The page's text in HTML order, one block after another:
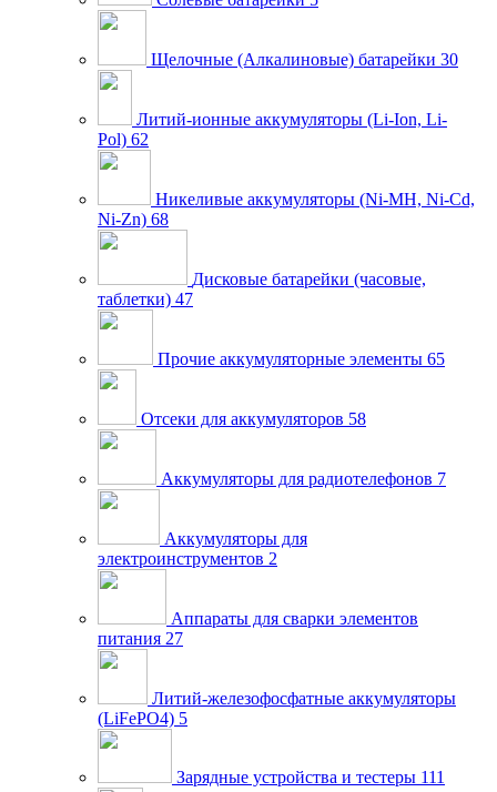
Щелочные (Алкалиновые) батарейки 30
Литий-ионные аккумуляторы (Li-Ion, Li-
Pol) 62
Никеливые аккумуляторы (Ni-MH, Ni-Cd,
Ni-Zn) 68
Дисковые батарейки (часовые,
таблетки) 47
Прочие аккумуляторные элементы 65
Отсеки для аккумуляторов 58
Аккумуляторы для радиотелефонов 7
Аккумуляторы для
электроинструментов 2
Аппараты для сварки элементов
питания 27
Литий-железофосфатные аккумуляторы
(LiFePO4) 5
Зарядные устройства и тестеры 111